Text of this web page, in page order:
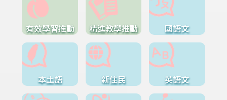
有效學習推動 精進教學推動 國語文
本土語 新住民 英語文